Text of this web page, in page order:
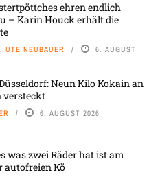
ehren endlich
– Karin Houck erhält die
UTE NEUBAUER 6. AUGUST
Neun Kilo Kokain an
versteckt
6. AUGUST 2026
was zwei Räder hat ist am
autofreien Kö